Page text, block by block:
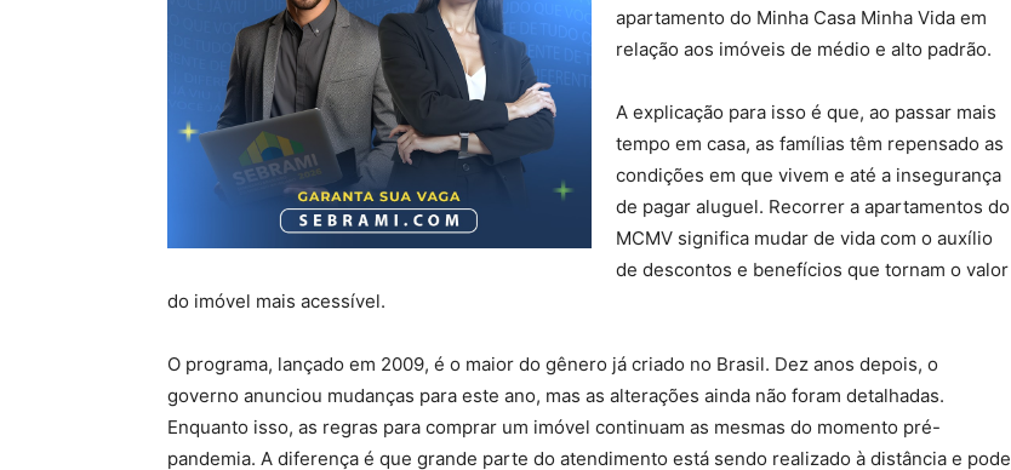
apartamento do Minha Casa Minha Vida em
relação aos imóveis de médio e alto padrão.
A explicação para isso é que, ao passar mais
tempo em casa, as famílias têm repensado as
condições em que vivem e até a insegurança
de pagar aluguel. Recorrer a apartamentos do
MCMV significa mudar de vida com o auxílio
de descontos e benefícios que tornam o valor
do imóvel mais acessível.
O programa, lançado em 2009, é o maior do gênero já criado no Brasil. Dez anos depois, o
governo anunciou mudanças para este ano, mas as alterações ainda não foram detalhadas.
Enquanto isso, as regras para comprar um imóvel continuam as mesmas do momento pré-
pandemia. A diferença é que grande parte do atendimento está sendo realizado à distância e pode